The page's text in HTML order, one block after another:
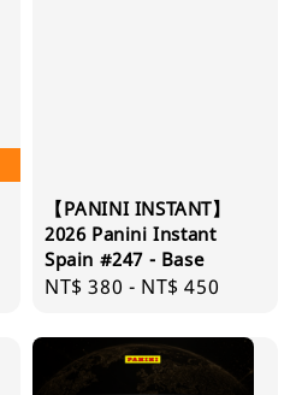
【PANINI INSTANT】
2026 Panini Instant
Spain #247 - Base
Regular
NT$ 380 - NT$ 450